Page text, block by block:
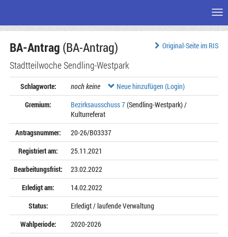
Seiteninhalt
Original-Seite im RIS
BA-Antrag (BA-Antrag)
Stadtteilwoche Sendling-Westpark
Schlagworte: noch keine
Neue hinzufügen (Login)
Gremium:
Bezirksausschuss 7(Sendling-Westpark) /
Kulturreferat
Antragsnummer:
20-26/B03337
Registriert am:
25.11.2021
Bearbeitungsfrist:
23.02.2022
Erledigt am:
14.02.2022
Status:
Erledigt / laufende Verwaltung
Wahlperiode:
2020-2026